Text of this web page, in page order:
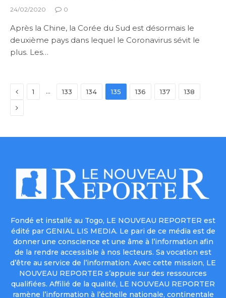
24/02/2020 0
Après la Chine, la Corée du Sud est désormais le
deuxième pays dans lequel le Coronavirus sévit le
plus. Les…
Previous
1 … 133 134 135 136 137 138
Next
Fondé et installé au Togo, LE NOUVEAU REPORTER est
édité par GENIAL LIS MEDIA. Le pari de ce média est de
donner une conscience et une âme à l’information afin
de la rendre accessible à nos lecteurs. Sa vocation est
d’être au service de l’information. Avec cette mission, LE
NOUVEAU REPORTER s’appuie sur des ressources
qualifiées. Affilié de la qualité, LE NOUVEAU REPORTER
ramène l’information à l’échelle nationale, continentale